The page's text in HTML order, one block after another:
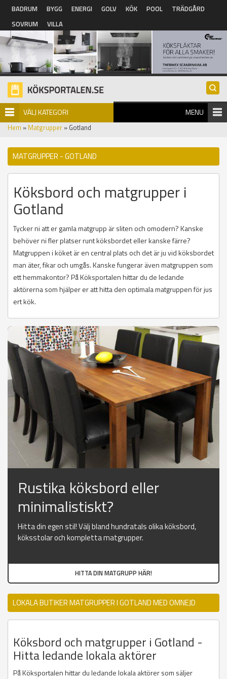
Hoppa till huvudinnehåll
BADRUM BYGG ENERGI GOLV KÖK POOL
TRÄDGÅRD
SOVRUM
VILLA
VÄLJ KATEGORI MENU
Hem » Matgrupper » Gotland
MATGRUPPER - GOTLAND
Köksbord och matgrupper i
Gotland
Tycker ni att er gamla matgrupp är sliten och omodern? Kanske
behöver ni fler platser runt köksbordet eller kanske färre?
Matgruppen i köket är en central plats och det är ju vid köksbordet
man äter, fikar och umgås. Kanske fungerar även matgruppen som
ett hemmakontor? På Köksportalen hittar du de ledande
aktörerna som hjälper er att hitta den optimala matgruppen för jus
ert kök.
Rustika köksbord eller
minimalistiskt?
Hitta din egen stil! Välj bland hundratals olika köksbord,
köksstolar och kompletta matgrupper.
HITTA DIN MATGRUPP HÄR!
LOKALA BUTIKER MATGRUPPER I GOTLAND MED OMNEJD
Köksbord och matgrupper i Gotland -
Hitta ledande lokala aktörer
På Köksportalen hittar du ledande lokala aktörer som säljer